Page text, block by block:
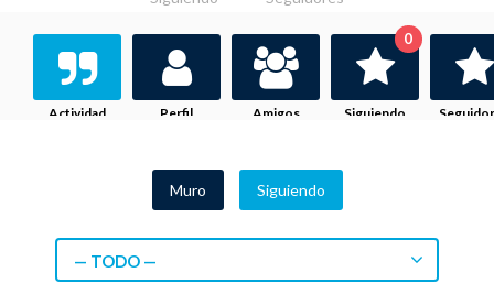
Actividad Perfil Amigos Siguiendo
0
Muro Siguiendo
— TODO —